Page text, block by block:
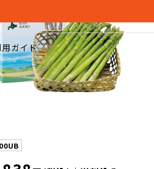
用ガイド